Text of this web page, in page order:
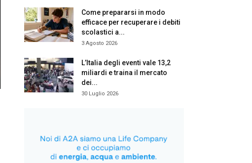
Come prepararsi in modo
efficace per recuperare i debiti
scolastici a...
3 Agosto 2026
L’Italia degli eventi vale 13,2
miliardi e traina il mercato
dei...
30 Luglio 2026